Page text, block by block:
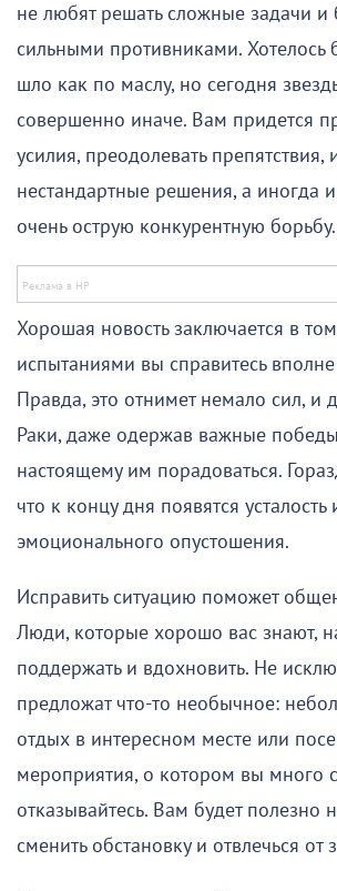
не любят решать сложные задачи и
сильными противниками. Хотелось
шло как по маслу, но сегодня
совершенно иначе. Вам придется
усилия, преодолевать препятствия,
нестандартные решения, а иногда и
очень острую конкурентную борьбу.
Хорошая новость заключается в
испытаниями вы справитесь
Правда, это отнимет немало сил, и
Раки, даже одержав важные
настоящему им порадоваться.
что к концу дня появятся
эмоционального опустошения.
Исправить ситуацию поможет
Люди, которые хорошо вас знают,
поддержать и вдохновить. Не
предложат что-то необычное:
отдых в интересном месте или
мероприятия, о котором вы много
отказывайтесь. Вам будет полезно
сменить обстановку и отвлечься от